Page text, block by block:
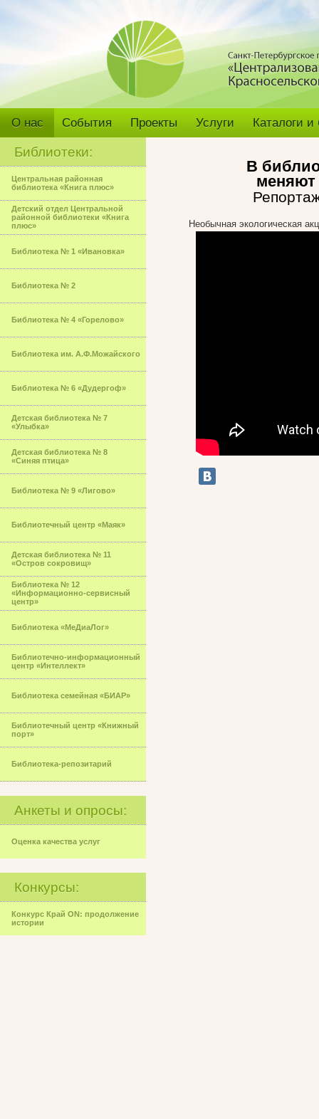
О нас События Проекты Услуги Каталоги
Библиотеки:
Центральная районная
библиотека «Книга плюс»
Детский отдел Центральной
районной библиотеки «Книга
плюс»
Библиотека № 1 «Ивановка»
Библиотека № 2
Библиотека № 4 «Горелово»
Библиотека им. А.Ф.Можайского
Библиотека № 6 «Дудергоф»
Детская библиотека № 7
«Улыбка»
Детская библиотека № 8
«Синяя птица»
Библиотека № 9 «Лигово»
Библиотечный центр «Маяк»
Детская библиотека № 11
«Остров сокровищ»
Библиотека № 12
«Информационно-сервисный
центр»
Библиотека «МеДиаЛог»
Библиотечно-информационный
центр «Интеллект»
Библиотека семейная «БИАР»
Библиотечный центр «Книжный
порт»
Библиотека-репозитарий
Анкеты и опросы:
Оценка качества услуг
Конкурсы:
Конкурс Край ON: продолжение
истории
В
меняют
Необычная экологическая